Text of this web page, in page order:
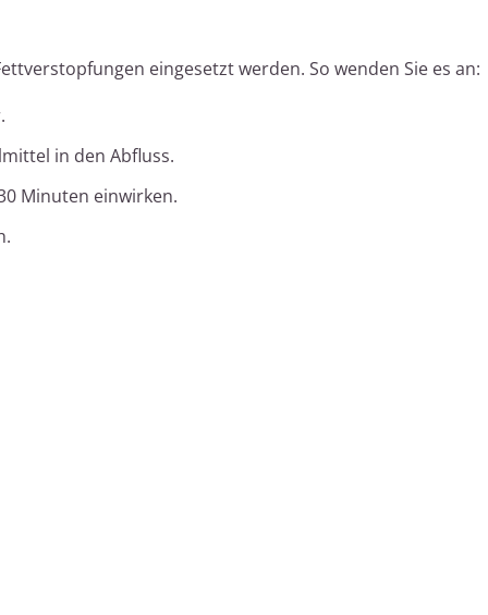
eingesetzt werden. So wenden Sie es an:
in den Abfluss.
Minuten einwirken.